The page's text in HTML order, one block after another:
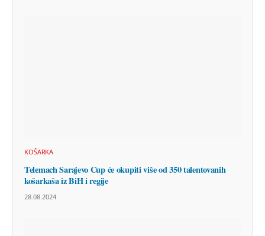
KOŠARKA
Telemach Sarajevo Cup će okupiti više od 350 talentovanih
košarkaša iz BiH i regije
28.08.2024